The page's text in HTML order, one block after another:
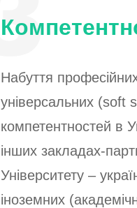
Набуття
універсальних (soft
компетентностей в
інших закладах-
Університету –
іноземних